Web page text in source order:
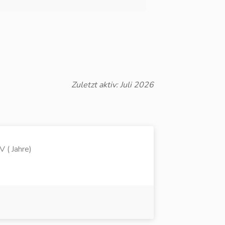
Zuletzt aktiv: Juli 2026
( Jahre)